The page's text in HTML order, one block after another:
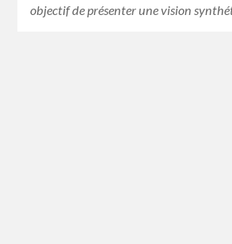
objectif de présenter une vision